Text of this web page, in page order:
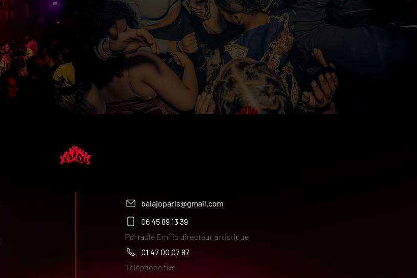
balajoparis@gmail.com
01 47 00 07 87
06 45 89 13 39
Portable Emilio directeur artistique
Téléphone fixe